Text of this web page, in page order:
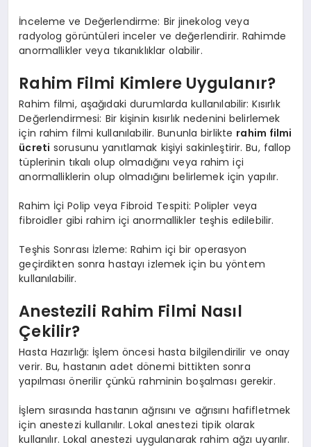
İnceleme ve Değerlendirme: Bir jinekolog veya
radyolog görüntüleri inceler ve değerlendirir. Rahimde
anormallikler veya tıkanıklıklar olabilir.
Rahim Filmi Kimlere Uygulanır?
Rahim filmi, aşağıdaki durumlarda kullanılabilir: Kısırlık
Değerlendirmesi: Bir kişinin kısırlık nedenini belirlemek
için rahim filmi kullanılabilir. Bununla birlikte rahim filmi
ücreti sorusunu yanıtlamak kişiyi sakinleştirir. Bu, fallop
tüplerinin tıkalı olup olmadığını veya rahim içi
anormalliklerin olup olmadığını belirlemek için yapılır.
Rahim İçi Polip veya Fibroid Tespiti: Polipler veya
fibroidler gibi rahim içi anormallikler teşhis edilebilir.
Teşhis Sonrası İzleme: Rahim içi bir operasyon
geçirdikten sonra hastayı izlemek için bu yöntem
kullanılabilir.
Anestezili Rahim Filmi Nasıl
Çekilir?
Hasta Hazırlığı: İşlem öncesi hasta bilgilendirilir ve onay
verir. Bu, hastanın adet dönemi bittikten sonra
yapılması önerilir çünkü rahminin boşalması gerekir.
İşlem sırasında hastanın ağrısını ve ağrısını hafifletmek
için anestezi kullanılır. Lokal anestezi tipik olarak
kullanılır. Lokal anestezi uygulanarak rahim ağzı uyarılır.